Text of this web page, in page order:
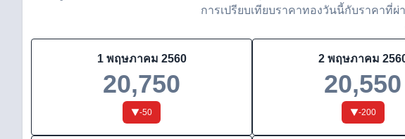
การเปรียบเทียบราคาทองวันนี้กับราคาที่
1 พฤษภาคม 2560
20,750
-50
2 พฤษภาคม
20,550
-200